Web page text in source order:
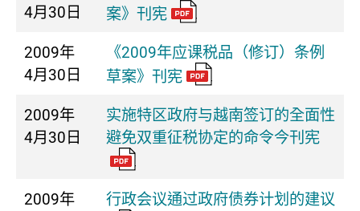
4月30日
案》刊宪
2009年
4月30日
《2009年应课税品（修订）条例
草案》刊宪
2009年
4月30日
实施特区政府与越南签订的全面性
避免双重征税协定的命令今刊宪
2009年
行政会议通过政府债券计划的建议